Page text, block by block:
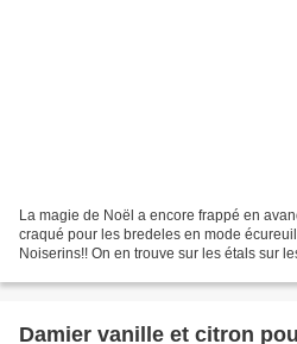
La magie de Noël a encore frappé en
craqué pour les bredeles en mode
Noiserins!! On en trouve sur les étals sur
Damier vanille et citron